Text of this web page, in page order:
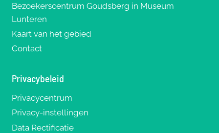
Bezoekerscentrum Goudsberg in Museum
Lunteren
Kaart van het gebied
Contact
Privacybeleid
Privacycentrum
Privacy-instellingen
Data Rectificatie